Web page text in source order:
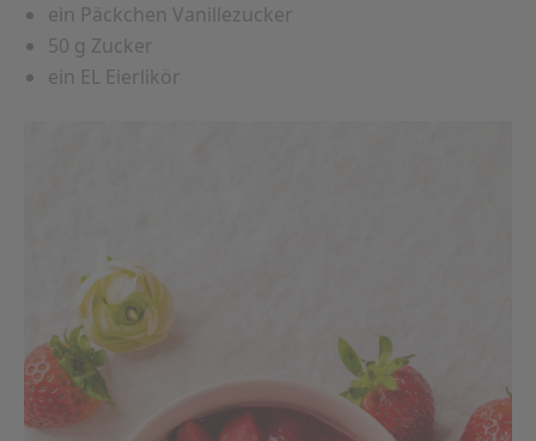
ein Päckchen Vanillezucker
50 g Zucker
ein EL Eierlikör